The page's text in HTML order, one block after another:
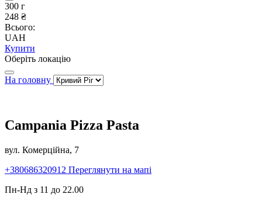
300 г
248 ₴
Всього:
UAH
Купити
Оберіть локацію
На головну
Campania Pizza Pasta
вул. Комерційна, 7
+380686320912 Переглянути на мапі
Пн-Нд з 11 до 22.00